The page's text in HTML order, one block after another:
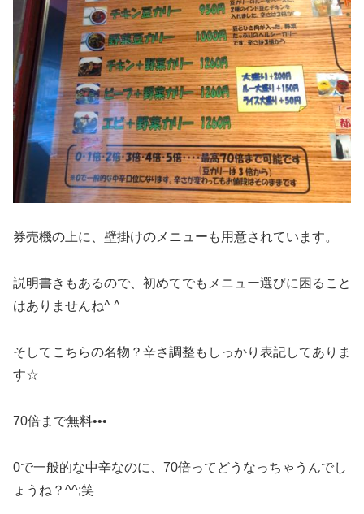
券売機の上に、壁掛けのメニューも用意されています。
説明書きもあるので、初めてでもメニュー選びに困ること
はありませんね^ ^
そしてこちらの名物？辛さ調整もしっかり表記してありま
す☆
70倍まで無料•••
0で一般的な中辛なのに、70倍ってどうなっちゃうんでし
ょうね？^^;笑